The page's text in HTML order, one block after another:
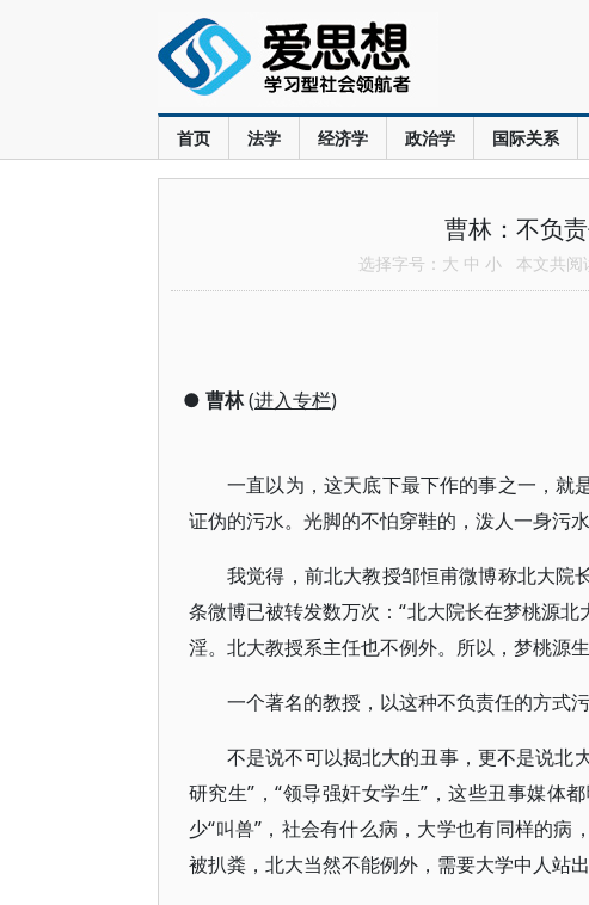
首页 法学 经济学 政治学 国际关系
曹林：不负
选择字号： 大 中 小 本文共阅
● 曹林(进入专栏)
一直以为，这天底下最下作的事之一，就
证伪的污水。光脚的不怕穿鞋的，泼人一身污
我觉得，前北大教授邹恒甫微博称北大院
条微博已被转发数万次：“北大院长在梦桃源
淫。北大教授系主任也不例外。所以，梦桃源
一个著名的教授，以这种不负责任的方式
不是说不可以揭北大的丑事，更不是说
研究生”，“领导强奸女学生”，这些丑事媒体
少“叫兽”，社会有什么病，大学也有同样的
被扒粪，北大当然不能例外，需要大学中人站出